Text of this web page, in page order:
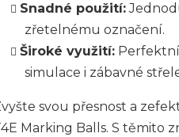
Snadné použití:
zřetelnému označení.
Široké využití:
simulace i zábavné
svou přesnost a
Marking Balls. S těmito